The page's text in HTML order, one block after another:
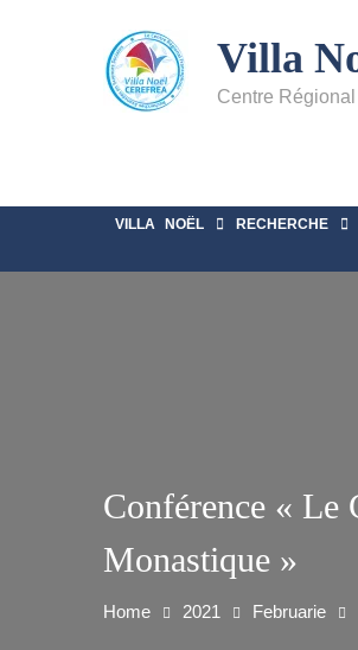
Villa
Centre
VILLA NOËL RECHERCHE
Conférence « Le
Monastique »
Home 2021 Februarie